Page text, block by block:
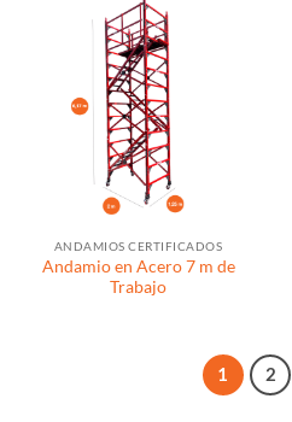
ANDAMIOS CERTIFICADOS
Andamio en Acero 7 m de
Trabajo
1 2